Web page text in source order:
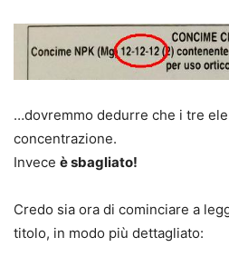
…dovremmo dedurre che i tre
concentrazione.
Invece è sbagliato!
Credo sia ora di cominciare a
titolo, in modo più dettagliato: